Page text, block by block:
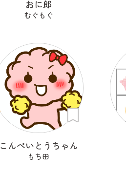
おに郎
むぐもぐ
こんぺいとうちゃん
もち田